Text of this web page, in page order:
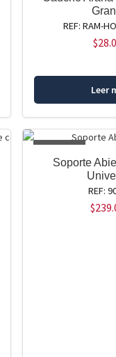
REF: RAM-
$
Leer
AGOTADO
Soporte
REF:
$